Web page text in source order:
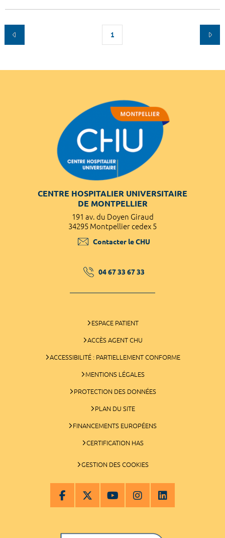
1
CENTRE HOSPITALIER UNIVERSITAIRE
DE MONTPELLIER
191 av. du Doyen Giraud
34295 Montpellier cedex 5
Contacter le CHU
04 67 33 67 33
ESPACE PATIENT
ACCÈS AGENT CHU
ACCESSIBILITÉ : PARTIELLEMENT CONFORME
MENTIONS LÉGALES
PROTECTION DES DONNÉES
PLAN DU SITE
FINANCEMENTS EUROPÉENS
CERTIFICATION HAS
GESTION DES COOKIES